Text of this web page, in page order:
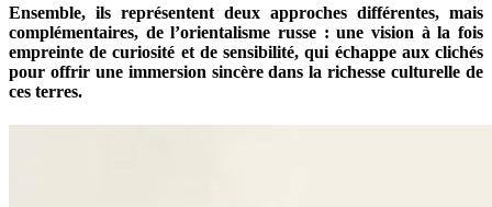
Ensemble, ils représentent deux approches différentes, mais
complémentaires, de l’orientalisme russe : une vision à la fois
empreinte de curiosité et de sensibilité, qui échappe aux clichés
pour offrir une immersion sincère dans la richesse culturelle de
ces terres.